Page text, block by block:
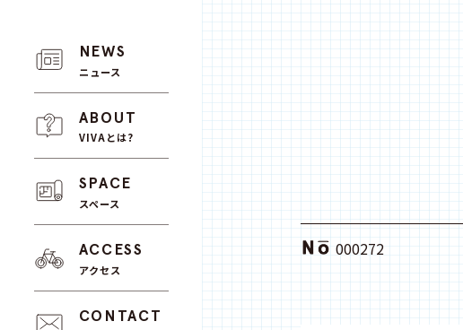
NEWS
ニュース
ABOUT
VIVAとは?
SPACE
スペース
ACCESS
アクセス
CONTACT
000272